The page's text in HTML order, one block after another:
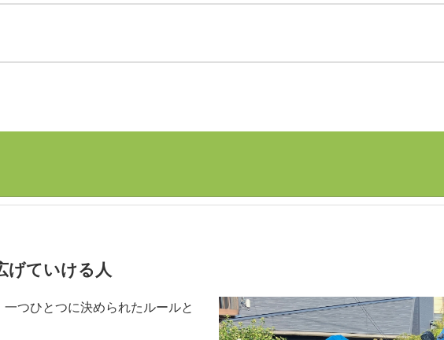
げていける人
つひとつに決められたルールと